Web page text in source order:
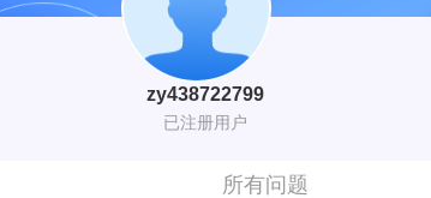
zy438722799
已注册用户
所有问题